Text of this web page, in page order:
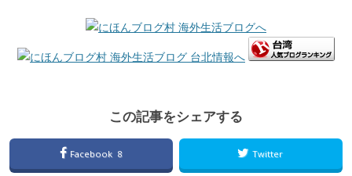
この記事をシェアする
Facebook 8 Twitter